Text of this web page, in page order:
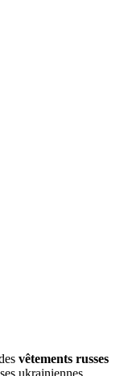
vêtements russes
ukrainiennes,